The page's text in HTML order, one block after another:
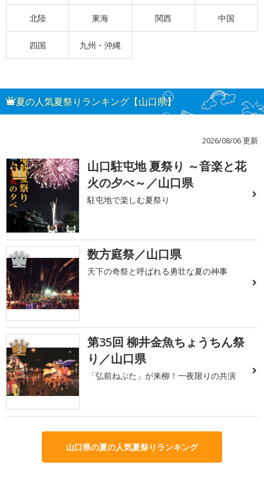
北陸 東海 関西 中国
四国 九州・沖縄
夏の人気夏祭りランキング【山口県】
2026/08/06 更新
1
山口駐屯地 夏祭り ～音楽と花
火の夕べ～／山口県
駐屯地で楽しむ夏祭り
2 数方庭祭／山口県
天下の奇祭と呼ばれる勇壮な夏の神事
3
第35回 柳井金魚ちょうちん祭
り／山口県
「弘前ねぷた」が来柳！一夜限りの共演
山口県の夏の人気夏祭りランキング